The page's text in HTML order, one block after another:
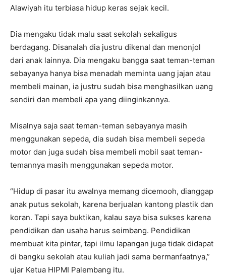
Alawiyah itu terbiasa hidup keras sejak kecil.
Dia mengaku tidak malu saat sekolah sekaligus
berdagang. Disanalah dia justru dikenal dan menonjol
dari anak lainnya. Dia mengaku bangga saat teman-teman
sebayanya hanya bisa menadah meminta uang jajan atau
membeli mainan, ia justru sudah bisa menghasilkan uang
sendiri dan membeli apa yang diinginkannya.
Misalnya saja saat teman-teman sebayanya masih
menggunakan sepeda, dia sudah bisa membeli sepeda
motor dan juga sudah bisa membeli mobil saat teman-
temannya masih menggunakan sepeda motor.
“Hidup di pasar itu awalnya memang dicemooh, dianggap
anak putus sekolah, karena berjualan kantong plastik dan
koran. Tapi saya buktikan, kalau saya bisa sukses karena
pendidikan dan usaha harus seimbang. Pendidikan
membuat kita pintar, tapi ilmu lapangan juga tidak didapat
di bangku sekolah atau kuliah jadi sama bermanfaatnya,”
ujar Ketua HIPMI Palembang itu.